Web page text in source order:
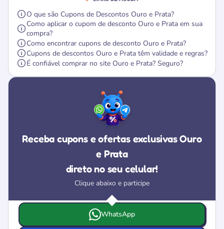
O que são Cupons de Descontos Ouro e Prata?
Como aplicar o cupom de desconto Ouro e Prata em sua
compra?
Como encontrar cupons de desconto Ouro e Prata?
Cupons de descontos Ouro e Prata têm validade e regras?
É confiável comprar no site Ouro e Prata? Seguro?
Receba cupons e ofertas exclusivas Ouro
e Prata
direto no seu celular!
Clique abaixo e participe
Escolha onde deseja receber as ofertas e cupons da
WhatsApp